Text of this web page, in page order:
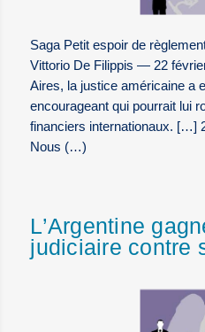
Saga Petit espoir de
Vittorio De Filippis — 22
Aires, la justice américaine a
encourageant qui pourrait lui
financiers internationaux. […]
Nous (…)
L’Argentine
judiciaire contre